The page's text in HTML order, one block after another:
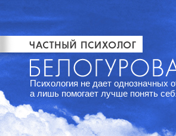
Психология не дает однозначных
а лишь помогает лучше понять